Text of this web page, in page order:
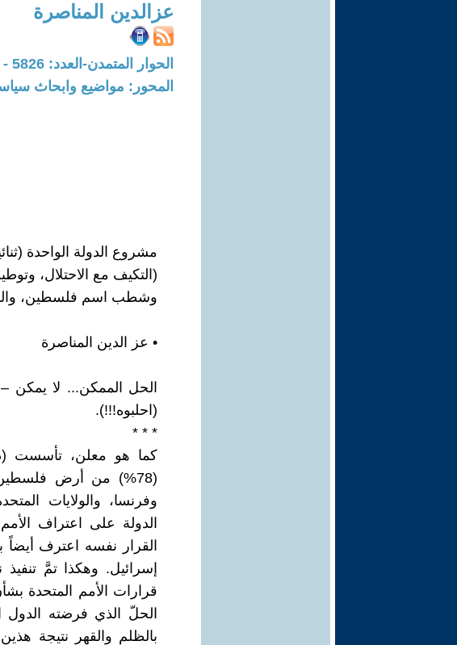
عزالدين المناصرة
الحوار المتمدن-العدد: 5826 - 2018 / 3 / 25 - 13:27
المحور: مواضيع وابحاث
مشروع الدولة الواحدة
(التكيف مع الاحتلال،
وشطب اسم فلسطين،
• عز الدين المناصرة
الحل الممكن... لا يمكن
(احلبوه!!!).
* * *
كما هو معلن، تأسست
(78%) من أرض
وفرنسا، والولايات
القرار نفسه اعترف
إسرائيل. وهكذا تمَّ
الحلّ الذي فرضته
بالظلم والقهر نتيجة